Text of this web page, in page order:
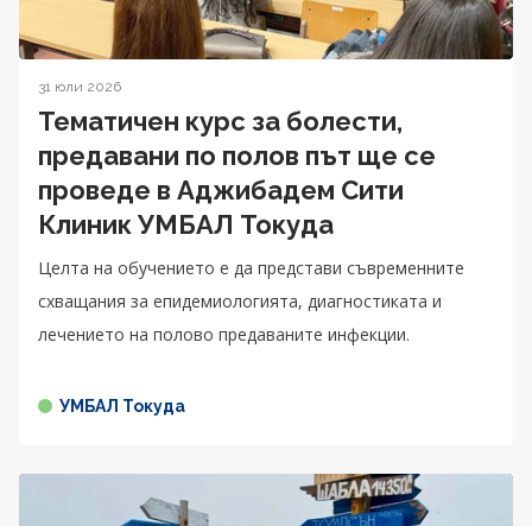
31 юли 2026
Тематичен курс за болести,
предавани по полов път ще се
проведе в Аджибадем Сити
Клиник УМБАЛ Токуда
Целта на обучението е да представи съвременните
схващания за епидемиологията, диагностиката и
лечението на полово предаваните инфекции.
УМБАЛ Токуда